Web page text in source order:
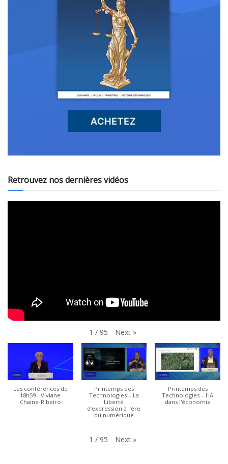
Retrouvez nos dernières vidéos
1 / 95 Next »
Les conférences de
18h59 - Viviane
Chaine-Ribeiro
Printemps des
Technologies – La
Liberté
d’expression à l’ère
du numérique
Printemps des
Technologies – l'IA
dans l'économie
1 / 95 Next »